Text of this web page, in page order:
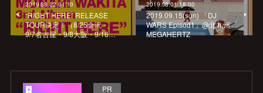
2019.08.02 01:10
“RIGHT HERE” RELEASE
TOUR決定！（8/25金沢・
9/7名古屋・9/8大阪・9/16…
2019.08.01 18:00
2019.09.15(sun) 「DJ
WARS Episod1」@北九州
MEGAHERTZ
PR